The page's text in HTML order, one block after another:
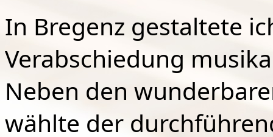
In Bregenz gestaltete
Verabschiedung
Neben den
wählte der